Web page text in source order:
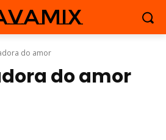
do amor
do amor